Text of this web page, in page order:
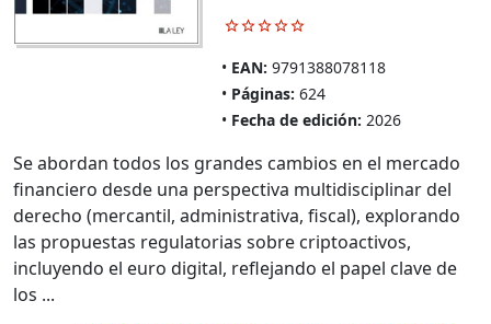
EAN: 9791388078118
Páginas: 624
Fecha de edición: 2026
Se abordan todos los grandes cambios en el mercado
financiero desde una perspectiva multidisciplinar del
derecho (mercantil, administrativa, fiscal), explorando
las propuestas regulatorias sobre criptoactivos,
incluyendo el euro digital, reflejando el papel clave de
los ...